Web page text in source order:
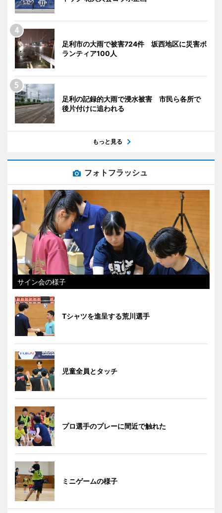
足利市の大雨で被害724件 坂西地区に災害ボ
ランティア100人
足利の記録的大雨で浸水被害 市民ら各所で
後片付けに追われる
もっと見る
フォトフラッシュ
サイン会の様子
Tシャツを進呈する荒川選手
児童全員とタッチ
プロ選手のプレーに間近で触れた
ミニゲームの様子